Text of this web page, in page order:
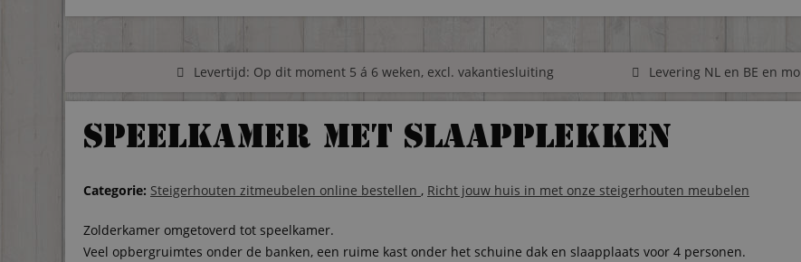
Levertijd: Op dit moment 5 á 6 weken, excl. vakantiesluiting Levering NL en BE en
Speelkamer met slaapplekken
Categorie: Steigerhouten zitmeubelen online bestellen , Richt jouw huis in met onze steigerhouten meubelen
Zolderkamer omgetoverd tot speelkamer.
Veel opbergruimtes onder de banken, een ruime kast onder het schuine dak en slaapplaats voor 4 personen.